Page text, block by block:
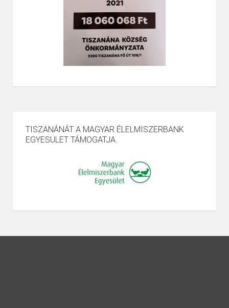
TISZANÁNÁT A MAGYAR ÉLELMISZERBANK
EGYESÜLET TÁMOGATJA.